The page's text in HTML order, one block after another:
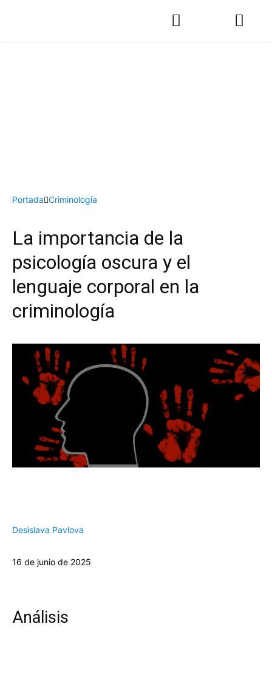
Portada Criminología
La importancia de la
psicología oscura y el
lenguaje corporal en la
criminología
Desislava Pavlova
16 de junio de 2025
Análisis